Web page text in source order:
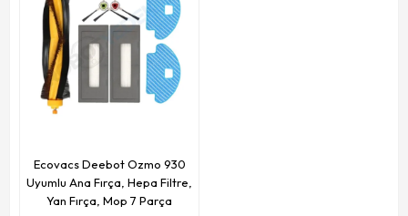
Ecovacs Deebot Ozmo 930
Uyumlu Ana Fırça, Hepa Filtre,
Yan Fırça, Mop 7 Parça